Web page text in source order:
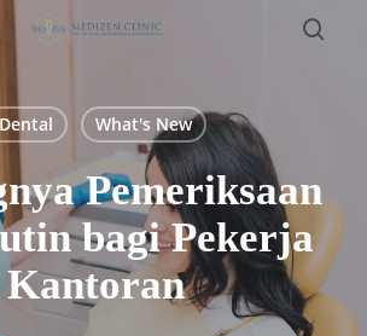
Dental What's New
Pemeriksaan
bagi Pekerja
Kantoran